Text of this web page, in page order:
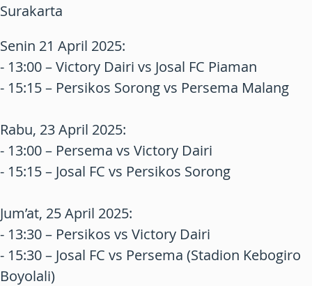
Surakarta
Senin 21 April 2025:
- 13:00 – Victory Dairi vs Josal FC Piaman
- 15:15 – Persikos Sorong vs Persema Malang
Rabu, 23 April 2025:
- 13:00 – Persema vs Victory Dairi
- 15:15 – Josal FC vs Persikos Sorong
Jum’at, 25 April 2025:
- 13:30 – Persikos vs Victory Dairi
- 15:30 – Josal FC vs Persema (Stadion Kebogiro
Boyolali)